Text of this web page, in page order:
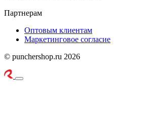
Партнерам
Оптовым клиентам
Маркетинговое согласие
© punchershop.ru 2026